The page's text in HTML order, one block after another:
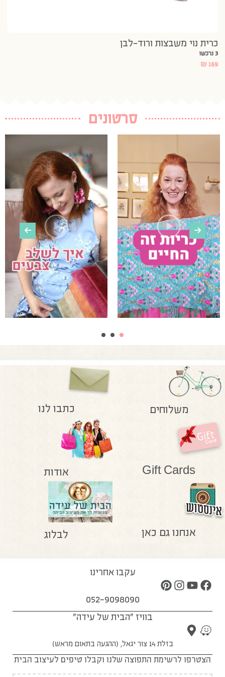
כרית נוי משבצות ורוד-לבן
3 נרכשו
₪ 169
סרטונים
משלוחים כתבו לנו
Gift Cards אודות
אנחנו גם כאן לבלוג
עקבו אחרינו
052-9098090
בוויז "הבית של עידה"
בזלת 14 צור יגאל, (ההגעה בתאום מראש)
הצטרפו לרשימת התפוצה שלנו וקבלו טיפים לעיצוב הבית